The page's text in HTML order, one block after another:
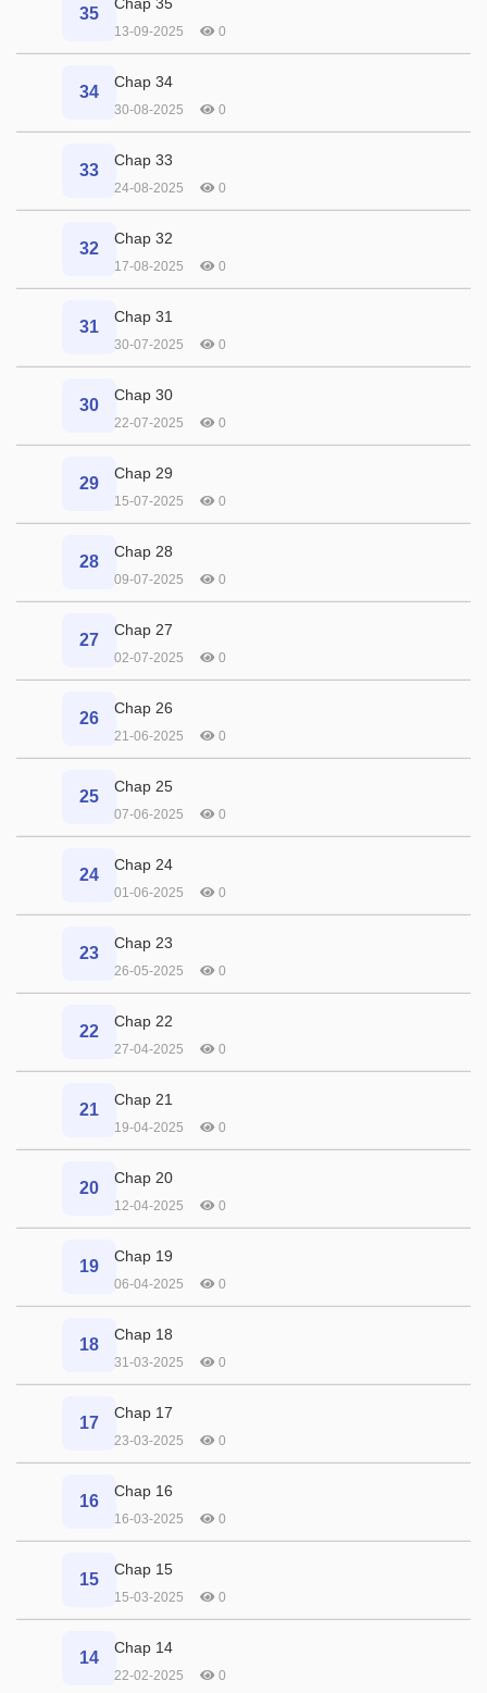
35
13-09-2025 0
34
Chap 34
30-08-2025 0
33
Chap 33
24-08-2025 0
32
Chap 32
17-08-2025 0
31
Chap 31
30-07-2025 0
30
Chap 30
22-07-2025 0
29
Chap 29
15-07-2025 0
28
Chap 28
09-07-2025 0
27
Chap 27
02-07-2025 0
26
Chap 26
21-06-2025 0
25
Chap 25
07-06-2025 0
24
Chap 24
01-06-2025 0
23
Chap 23
26-05-2025 0
22
Chap 22
27-04-2025 0
21
Chap 21
19-04-2025 0
20
Chap 20
12-04-2025 0
19
Chap 19
06-04-2025 0
18
Chap 18
31-03-2025 0
17
Chap 17
23-03-2025 0
16
Chap 16
16-03-2025 0
15
Chap 15
15-03-2025 0
14
Chap 14
22-02-2025 0